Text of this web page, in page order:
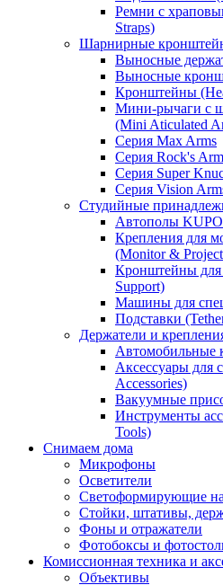
Ремни с
Straps)
Шарнирные
Выносные
Выносные
Кронштейны
Мини-рычаги с
(Mini Aticulated
Серия Max Arms
Серия Rock's
Серия Super
Серия Vision
Студийные
Автополы
Крепления для
(Monitor &
Кронштейны для
Support)
Машины для
Подставки
Держатели и
Автомобильные
Аксессуары для
Accessories)
Вакуумные
Инструменты
Tools)
Снимаем дома
Микрофоны
Осветители
Светоформирующие
Стойки, штативы,
Фоны и отражатели
Фотобоксы и
Комиссионная техника и
Объективы